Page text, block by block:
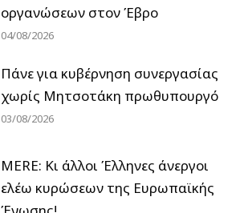
οργανώσεων στον Έβρο
04/08/2026
Πάνε για κυβέρνηση συνεργασίας
χωρίς Μητσοτάκη πρωθυπουργό
03/08/2026
MERE: Κι άλλοι Έλληνες άνεργοι
ελέω κυρώσεων της Ευρωπαϊκής